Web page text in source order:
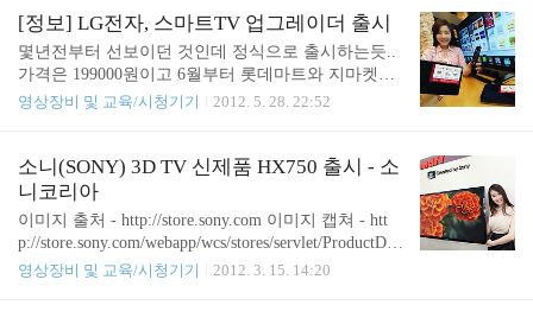
대를 합친 크기로..
mm 초슬림 베젤 적용 - 사운드 쉐어, 시크릿 카메라
등 한층 향상된 기능 탑재 삼성전자 모델들이 서울
서초동 딜라이트샵에서 초대형 189cm(75형) 스마트
형 프리미엄 TV 시장 공략을 위한 플래그십 제품을
과 뛰어난 화질이 특징인초대형 189cm(75형) 프리미
엄 스마트TV ES9000(모델명: UN75ES9000F)을 국내
에 출시하고 본격..
[정보] LG전자, 스마트TV 업그레이더 출시
몇년전부터 선보이던 것인데 정식으로 출시하는듯..
가격은 199000원이고 6월부터 롯데마트와 지마켓을
통해 출시.. - 인터넷 검색, 시네마3D 스마트 TV 프리
G전자(www.lge.co.kr)가 일반 TV로도 스마트TV의
기능을 이용할 수 있게 하는 ‘LG 스마트 TV 업그레
이더(모델명: SP820)’를 31일 출시한다. 이 제품은 시
네마3D 스마트TV의 ▲콘텐츠 ▲앱 ▲인터넷 검색
기능 등을 경험하고 싶지만 기존 TV를 교체하는 데
부담을 느끼는 소비자들에게 안성맞춤이다. HDMI
영상장비 및 교육/시청기기 2012. 5. 28. 22:52
소니(SONY) 3D TV 신제품 HX750 출시 - 소
니코리아
이미지 출처 - http://store.sony.com 이미지 캡쳐 - htt
p://store.sony.com/webapp/wcs/stores/servlet/ProductDis
play?catalogId=10551&storeId=10151&langId=-1&part
영상장비 및 교육/시청기기 2012. 3. 15. 14:20